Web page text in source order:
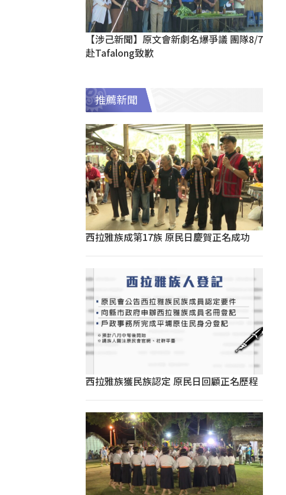
【涉己新聞】原文會新劇名爆爭議 團隊8/7
赴Tafalong致歉
推薦新聞
西拉雅族成第17族 原民日慶賀正名成功
西拉雅族獲民族認定 原民日回顧正名歷程